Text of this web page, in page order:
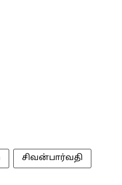
சிவன்பார்வதி